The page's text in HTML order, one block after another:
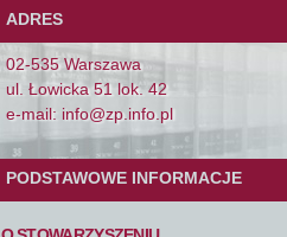
ADRES
02-535 Warszawa
ul. Łowicka 51 lok. 42
e-mail: info@zp.info.pl
PODSTAWOWE INFORMACJE